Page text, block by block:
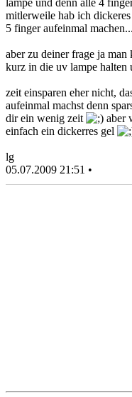
mitlerweile hab ich
5 finger aufeinmal machen...
aber zu deiner frage ja
kurz in die uv lampe halten
zeit einsparen eher nicht,
aufeinmal machst denn
dir ein wenig zeit
aber
einfach ein dickerres gel
lg
05.07.2009 21:51 •